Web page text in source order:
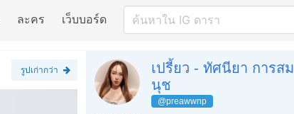
ละคร เว็บบอร์ด
รูปเก่ากว่า
เปรี้ยว - ทัศนียา การสม
นุช
@preawwnp